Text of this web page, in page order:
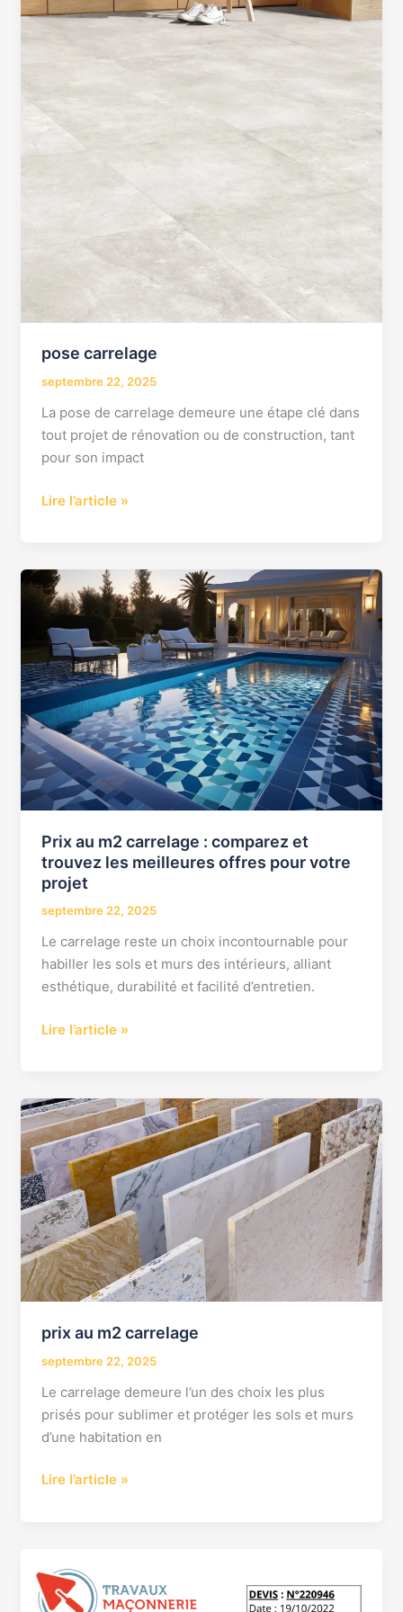
pose carrelage
septembre 22, 2025
La pose de carrelage demeure une étape clé dans
tout projet de rénovation ou de construction, tant
pour son impact
Lire l’article »
Prix au m2 carrelage : comparez et
trouvez les meilleures offres pour votre
projet
septembre 22, 2025
Le carrelage reste un choix incontournable pour
habiller les sols et murs des intérieurs, alliant
esthétique, durabilité et facilité d’entretien.
Prix
au
m2
carrelage
:
comparez
et
trouvez
les
meilleures
offres
votre
projet
Lire l’article »
prix au m2 carrelage
septembre 22, 2025
Le carrelage demeure l’un des choix les plus
prisés pour sublimer et protéger les sols et murs
d’une habitation en
prix
au
m2
carrelage
Lire l’article »
carreleur
m2